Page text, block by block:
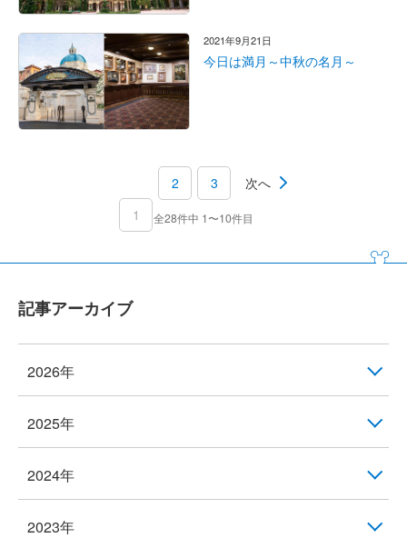
2021年9月21日
今日は満月～中秋の名月～
1
2 3 次へ
全28件中 1〜10件目
記事アーカイブ
2026年
2025年
2024年
2023年